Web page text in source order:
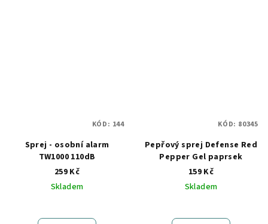
Sprej - osobní alarm
TW1000 110dB
259 Kč
Skladem
KÓD: 144
Pepřový sprej Defense Red
Pepper Gel paprsek
159 Kč
Skladem
KÓD: 80345